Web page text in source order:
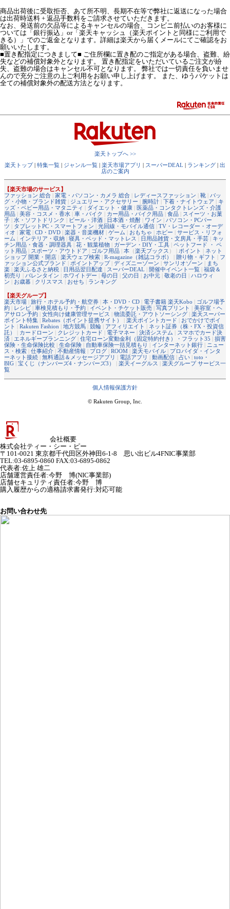
商品出荷後に受取拒否、あて所不明、長期不在等で弊社に返送になった場合
は出荷時送料 + 返品手数料をご請求させていただきます。
なお、発送前の欠品等によるキャンセルの場合、コンビニ前払いのお客様に
ついては「銀行振込」or「楽天キャッシュ（楽天ポイントと同様にご利用で
きる）」でのご返金となります。詳細は楽天から届くメールにてご確認をお
願いいたします。
■置き配指定につきまして■ ご住所欄に置き配のご指定がある場合、盗難、紛
失などの補償対象外となります。 置き配指定をいただいているご注文が紛
失、盗難の場合はキャンセル不可となります。 弊社では一切責任を負いませ
んので充分ご注意の上ご利用をお願い申し上げます。 また、ゆうパケットは
全ての補償対象外の配送方法となります。
楽天トップへ >>
楽天トップ| 特集一覧 | ジャンル一覧 | 楽天市場アプリ | スーパーDEAL | ランキング | 出
店のご案内
【楽天市場のサービス】
ファッション 総合 | 家電・パソコン・カメラ 総合 | レディースファッション | 靴 | バッ
グ・小物・ブランド雑貨 | ジュエリー・アクセサリー | 腕時計 | 下着・ナイトウェア | キ
ッズ・ベビー用品・マタニティ | ダイエット・健康 | 医薬品・コンタクトレンズ・介護
用品 | 美容・コスメ・香水 | 車・バイク | カー用品・バイク用品 | 食品 | スイーツ・お菓
子 | 水・ソフトドリンク | ビール・洋酒 | 日本酒・焼酎 | ワイン | パソコン・PCパー
ツ | タブレットPC・スマートフォン | 光回線・モバイル通信 | TV・レコーダー・オーデ
ィオ | 家電 | CD・DVD | 楽器・音楽機材 | ゲーム | おもちゃ | ホビー | サービス・リフォ
ーム | インテリア・収納 | 寝具・ベッド・マットレス | 日用品雑貨・文房具・手芸 | キッ
チン用品・食器・調理器具 | 花・観葉植物 | ガーデン・DIY・工具 | ペットフード ・ ペ
ット用品 | スポーツ・アウトドア | ゴルフ用品 | 本 （楽天ブックス ） | ポイント | ネット
ショップ 開業・開店 | 楽天ウェブ検索 | R-magazine（雑誌コラボ） | 贈り物・ギフト | フ
ァッション公式ブランド | ポイントアップ| ディズニーゾーン | サンリオゾーン | まち
楽 | 楽天ふるさと納税 | 日用品翌日配達 | スーパーDEAL | 開催中イベント一覧 | 福袋＆
初売り | バレンタイン | ホワイトデー | 母の日 | 父の日 | お中元 | 敬老の日 | ハロウィ
ン | お歳暮 | クリスマス | おせち | ランキング
【楽天グループ】
楽天市場 | 旅行・ホテル予約・航空券 | 本・DVD・CD | 電子書籍 楽天Kobo | ゴルフ場予
約 | レシピ | 車検見積もり・予約 | イベント・チケット販売 | 写真プリント | 美容室・ヘ
アサロン予約 | 女性向け健康管理サービス | 物流委託・アウトソーシング | 楽天スーパー
ポイント特集 | Rebates（ポイント提携サイト） | 楽天ポイントカード | おでかけでポイ
ント | Rakuten Fashion | 地方競馬 | 競輪 | アフィリエイト | ネット証券（株・FX・投資信
託）
| カードローン | クレジットカード | 電子マネー | 決済システム | スマホでカード決
済 | エネルギープランニング | 住宅ローン変動金利（固定特約付き）・フラット35 | 損害
保険・生命保険比較 | 生命保険 | 自動車保険一括見積もり | インターネット銀行 | ニュー
ス・検索 | 仕事紹介 | 不動産情報 | ブログ | ROOM | 楽天モバイル | プロバイダ・インタ
ーネット接続 | 無料通話＆メッセージアプリ | 電話アプリ | 動画配信 | 占い | toto・
BIG | 宝くじ（ナンバーズ4・ナンバーズ3） | 楽天イーグルス | 楽天グループ サービス一
覧
個人情報保護方針
© Rakuten Group, Inc.
会社概要
株式会社ティー・シー・ピー
〒101-0021 東京都千代田区外神田6-1-8 思い出ビル4FNIC事業部
TEL:03-6895-0860 FAX:03-6895-0862
代表者:佐上 雄二
店舗運営責任者:今野 博(NIC事業部)
店舗セキュリティ責任者:今野 博
購入履歴からの適格請求書発行:対応可能
お問い合わせ先